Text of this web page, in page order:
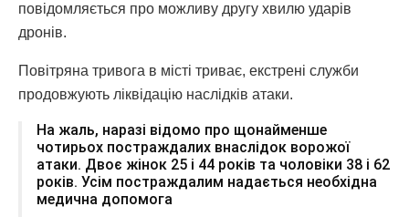
повідомляється про можливу другу хвилю ударів
дронів.
Повітряна тривога в місті триває, екстрені служби
продовжують ліквідацію наслідків атаки.
На жаль, наразі відомо про щонайменше
чотирьох постраждалих внаслідок ворожої
атаки. Двоє жінок 25 і 44 років та чоловіки 38 і 62
років. Усім постраждалим надається необхідна
медична допомога